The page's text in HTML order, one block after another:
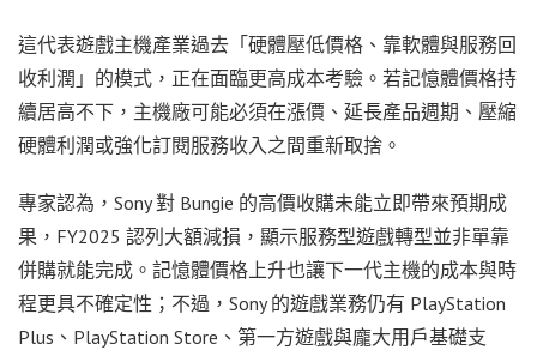
這代表遊戲主機產業過去「硬體壓低價格、靠軟體與服務回
收利潤」的模式，正在面臨更高成本考驗。若記憶體價格持
續居高不下，主機廠可能必須在漲價、延長產品週期、壓縮
硬體利潤或強化訂閱服務收入之間重新取捨。
專家認為，Sony 對 Bungie 的高價收購未能立即帶來預期成
果，FY2025 認列大額減損，顯示服務型遊戲轉型並非單靠
併購就能完成。記憶體價格上升也讓下一代主機的成本與時
程更具不確定性；不過，Sony 的遊戲業務仍有 PlayStation
Plus、PlayStation Store、第一方遊戲與龐大用戶基礎支